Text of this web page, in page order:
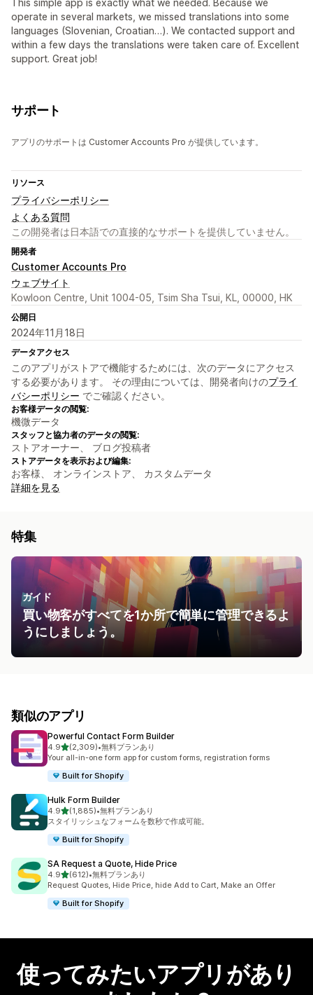
This simple app is exactly what we needed. Because we
operate in several markets, we missed translations into some
languages (Slovenian, Croatian…). We contacted support and
within a few days the translations were taken care of. Excellent
support. Great job!
サポート
アプリのサポートは Customer Accounts Pro が提供しています。
リソース
プライバシーポリシー
よくある質問
この開発者は日本語での直接的なサポートを提供していません。
開発者
Customer Accounts Pro
ウェブサイト
Kowloon Centre, Unit 1004-05, Tsim Sha Tsui, KL, 00000, HK
公開日
2024年11月18日
データアクセス
このアプリがストアで機能するためには、次のデータにアクセス
する必要があります。 その理由については、開発者向けのプライ
バシーポリシー でご確認ください。
お客様データの閲覧:
機微データ
スタッフと協力者のデータの閲覧:
ストアオーナー、 ブログ投稿者
ストアデータを表示および編集:
お客様、 オンラインストア、 カスタムデータ
詳細を見る
特集
ガイド
買い物客がすべてを1か所で簡単に管理できるよ
うにしましょう。
類似のアプリ
Powerful Contact Form Builder
4.95つ星中
(2,309)
合計レビュー数：2309件
•無料プランあり
Your all-in-one form app for custom forms, registration forms
Built for Shopify
Hulk Form Builder
4.95つ星中
(1,885)
合計レビュー数：1885件
•無料プランあり
スタイリッシュなフォームを数秒で作成可能。
Built for Shopify
SA Request a Quote, Hide Price
4.95つ星中
(612)
合計レビュー数：612件
•無料プランあり
Request Quotes, Hide Price, hide Add to Cart, Make an Offer
Built for Shopify
使ってみたいアプリがあり